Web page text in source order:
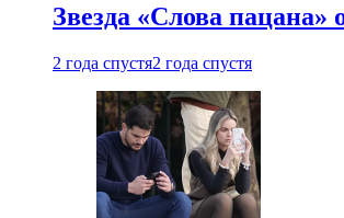
Звезда «Слова
2 года спустя2 года спустя